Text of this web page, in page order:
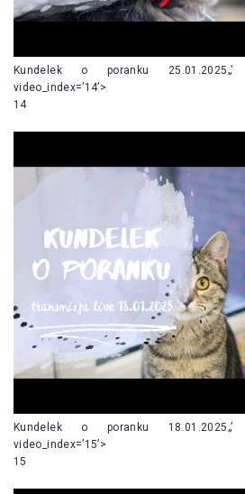
Kundelek o poranku 25.01.2025„’
video_index=’14’>
14
Kundelek o poranku 18.01.2025„’
video_index=’15’>
15